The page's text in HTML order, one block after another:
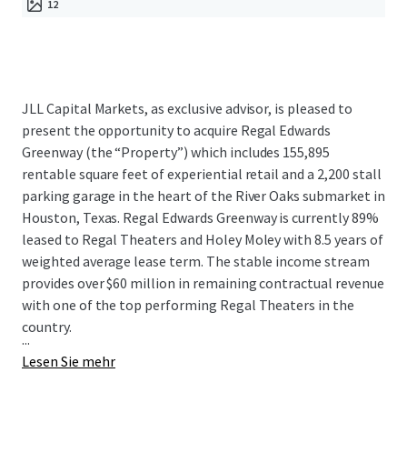
12
JLL Capital Markets, as exclusive advisor, is pleased to
present the opportunity to acquire Regal Edwards
Greenway (the “Property”) which includes 155,895
rentable square feet of experiential retail and a 2,200 stall
parking garage in the heart of the River Oaks submarket in
Houston, Texas. Regal Edwards Greenway is currently 89%
leased to Regal Theaters and Holey Moley with 8.5 years of
weighted average lease term. The stable income stream
provides over $60 million in remaining contractual revenue
with one of the top performing Regal Theaters in the
country.
...
Lesen Sie mehr